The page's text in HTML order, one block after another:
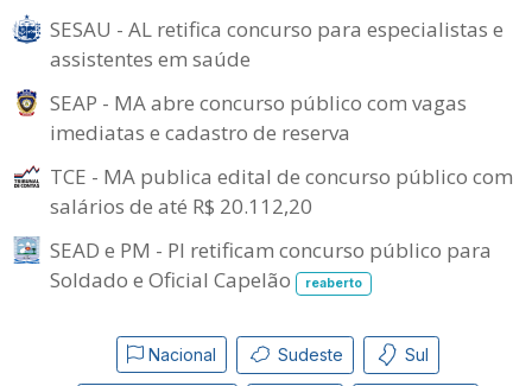
SESAU - AL retifica concurso para especialistas e
assistentes em saúde
SEAP - MA abre concurso público com vagas
imediatas e cadastro de reserva
TCE - MA publica edital de concurso público com
salários de até R$ 20.112,20
SEAD e PM - PI retificam concurso público para
Soldado e Oficial Capelão
reaberto
Nacional Sudeste Sul